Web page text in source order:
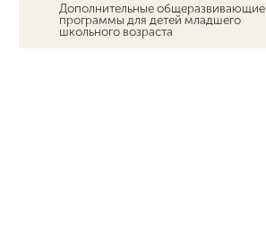
Дополнительные общеразвивающие
программы для детей младшего
школьного возраста